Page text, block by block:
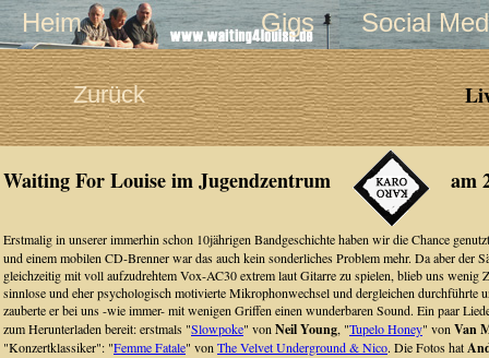
Heim Gigs Social
Zurück
Waiting For Louise im Jugendzentrum am
Erstmalig in unserer immerhin schon 10jährigen Bandgeschichte haben wir die Chance
und einem mobilen CD-Brenner war das auch kein sonderliches Problem mehr. Da aber der
gleichzeitig mit voll aufzudrehtem Vox-AC30 extrem laut Gitarre zu spielen, blieb uns
sinnlose und eher psychologisch motivierte Mikrophonwechsel und dergleichen durchführte
zauberte er bei uns -wie immer- mit wenigen Griffen einen wunderbaren Sound. Ein paar
zum Herunterladen bereit: erstmals "Slowpoke" von Neil Young, "Tupelo Honey" von Van
"Konzertklassiker": "Femme Fatale" von The Velvet Underground & Nico. Die Fotos hat